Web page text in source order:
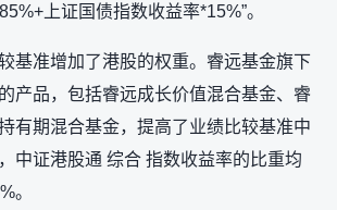
上证国债指数收益率*15%”。
基准增加了港股的权重。睿远基金旗下
产品，包括睿远成长价值混合基金、睿
有期混合基金，提高了业绩比较基准中
中证港股通 综合 指数收益率的比重均
。